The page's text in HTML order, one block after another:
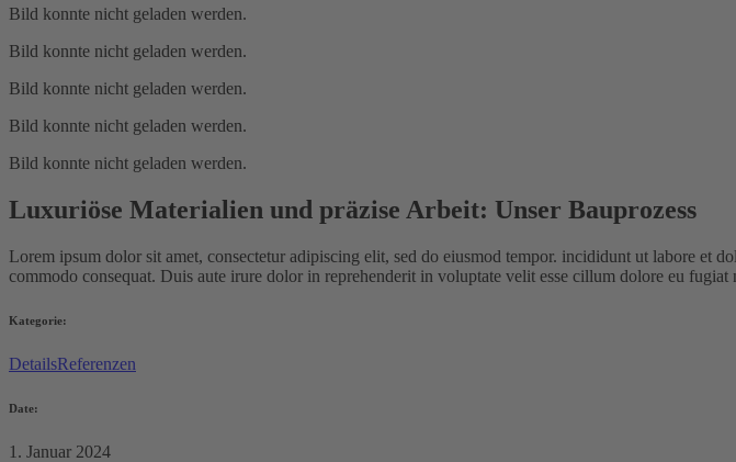
Bild konnte nicht geladen werden.
Bild konnte nicht geladen werden.
Bild konnte nicht geladen werden.
Bild konnte nicht geladen werden.
Bild konnte nicht geladen werden.
Luxuriöse Materialien und präzise Arbeit: Unser Bauprozess
Lorem ipsum dolor sit amet, consectetur adipiscing elit, sed do eiusmod tempor. incididunt ut labore et
commodo consequat. Duis aute irure dolor in reprehenderit in voluptate velit esse cillum dolore eu fugiat
Kategorie:
DetailsReferenzen
Date:
1. Januar 2024